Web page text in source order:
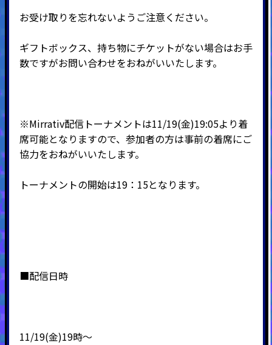
お受け取りを忘れないようご注意ください。
ギフトボックス、持ち物にチケットがない場合はお手
数ですがお問い合わせをおねがいいたします。
※Mirrativ配信トーナメントは11/19(金)19:05より着
席可能となりますので、参加者の方は事前の着席にご
協力をおねがいいたします。
トーナメントの開始は19：15となります。
■配信日時
11/19(金)19時～